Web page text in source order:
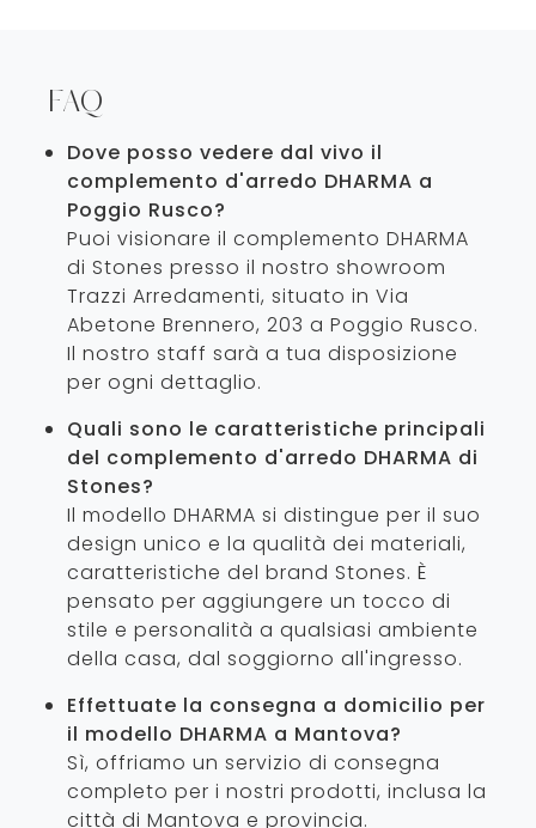
FAQ
Dove posso vedere dal vivo il
complemento d'arredo DHARMA a
Poggio Rusco?
Puoi visionare il complemento DHARMA
di Stones presso il nostro showroom
Trazzi Arredamenti, situato in Via
Abetone Brennero, 203 a Poggio Rusco.
Il nostro staff sarà a tua disposizione
per ogni dettaglio.
Quali sono le caratteristiche principali
del complemento d'arredo DHARMA di
Stones?
Il modello DHARMA si distingue per il suo
design unico e la qualità dei materiali,
caratteristiche del brand Stones. È
pensato per aggiungere un tocco di
stile e personalità a qualsiasi ambiente
della casa, dal soggiorno all'ingresso.
Effettuate la consegna a domicilio per
il modello DHARMA a Mantova?
Sì, offriamo un servizio di consegna
completo per i nostri prodotti, inclusa la
città di Mantova e provincia.